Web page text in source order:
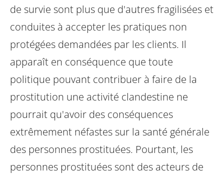
de survie sont plus que d'autres fragilisées et
conduites à accepter les pratiques non
protégées demandées par les clients. Il
apparaît en conséquence que toute
politique pouvant contribuer à faire de la
prostitution une activité clandestine ne
pourrait qu'avoir des conséquences
extrêmement néfastes sur la santé générale
des personnes prostituées. Pourtant, les
personnes prostituées sont des acteurs de